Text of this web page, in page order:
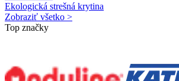
Ekologická strešná krytina
Zobraziť všetko >
Top značky